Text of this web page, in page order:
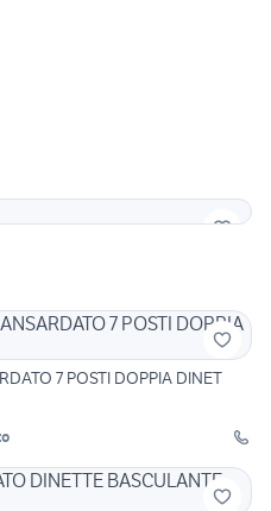
7 POSTI DOPPIA DINET